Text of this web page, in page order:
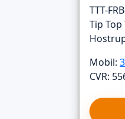
TTT-
Tip
Mobil:
CVR: